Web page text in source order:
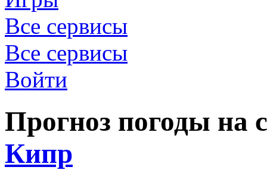
Все сервисы
Все сервисы
Войти
Прогноз погоды на
Кипр